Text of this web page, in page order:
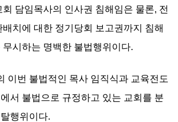
회 담임목사의 인사권 침해 임은 물론, 전
배치에 대한 정기당회 보고권까지 침해
무시하는 명백한 불법행위 이다.
이번 불법적인 목사 임직식과 교육전도
서 불법으로 규정하고 있는 교회를 분
행위이다.